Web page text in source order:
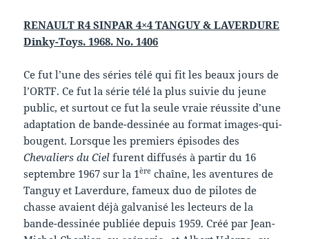
RENAULT R4 SINPAR 4×4 TANGUY & LAVERDURE
Dinky-Toys. 1968. No. 1406
Ce fut l’une des séries télé qui fit les beaux jours de
l’ORTF. Ce fut la série télé la plus suivie du jeune
public, et surtout ce fut la seule vraie réussite d’une
adaptation de bande-dessinée au format images-qui-
bougent. Lorsque les premiers épisodes des
Chevaliers du Ciel furent diffusés à partir du 16
septembre 1967 sur la 1ère chaîne, les aventures de
Tanguy et Laverdure, fameux duo de pilotes de
chasse avaient déjà galvanisé les lecteurs de la
bande-dessinée publiée depuis 1959. Créé par Jean-